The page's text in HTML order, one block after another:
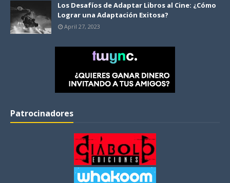
Los Desafíos de Adaptar Libros al Cine: ¿Cómo
Lograr una Adaptación Exitosa?
April 27, 2023
Patrocinadores